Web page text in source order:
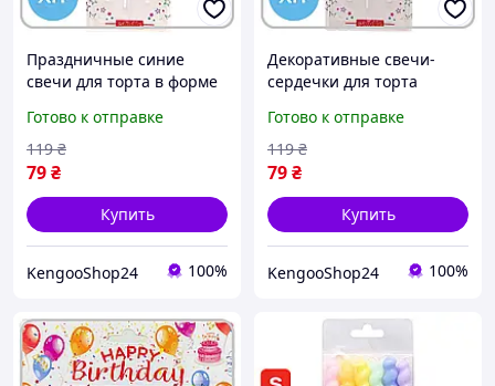
Праздничные синие
свечи для торта в форме
украшения дня рождения
Готово к отправке
79₴
119 ₴
Купить
KengooShop24 100%
Декоративные свечи-
сердечки для торта
креплениями на день
рождения и годовщину
Готово к отправке
79₴
119 ₴
Купить
KengooShop24 100%